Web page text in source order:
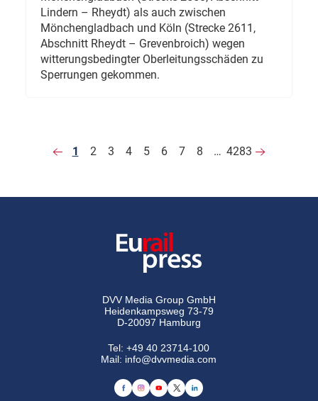
Lindern – Rheydt) als auch zwischen
Mönchengladbach und Köln (Strecke 2611,
Abschnitt Rheydt – Grevenbroich) wegen
witterungsbedingter Oberleitungsschäden zu
Sperrungen gekommen.
1 2 3 4 5 6 7 8 … 4283
DVV Media Group GmbH
Heidenkampsweg 73-79
D-20097 Hamburg
Tel:+49 40 23714-100
Mail: info@dvvmedia.com